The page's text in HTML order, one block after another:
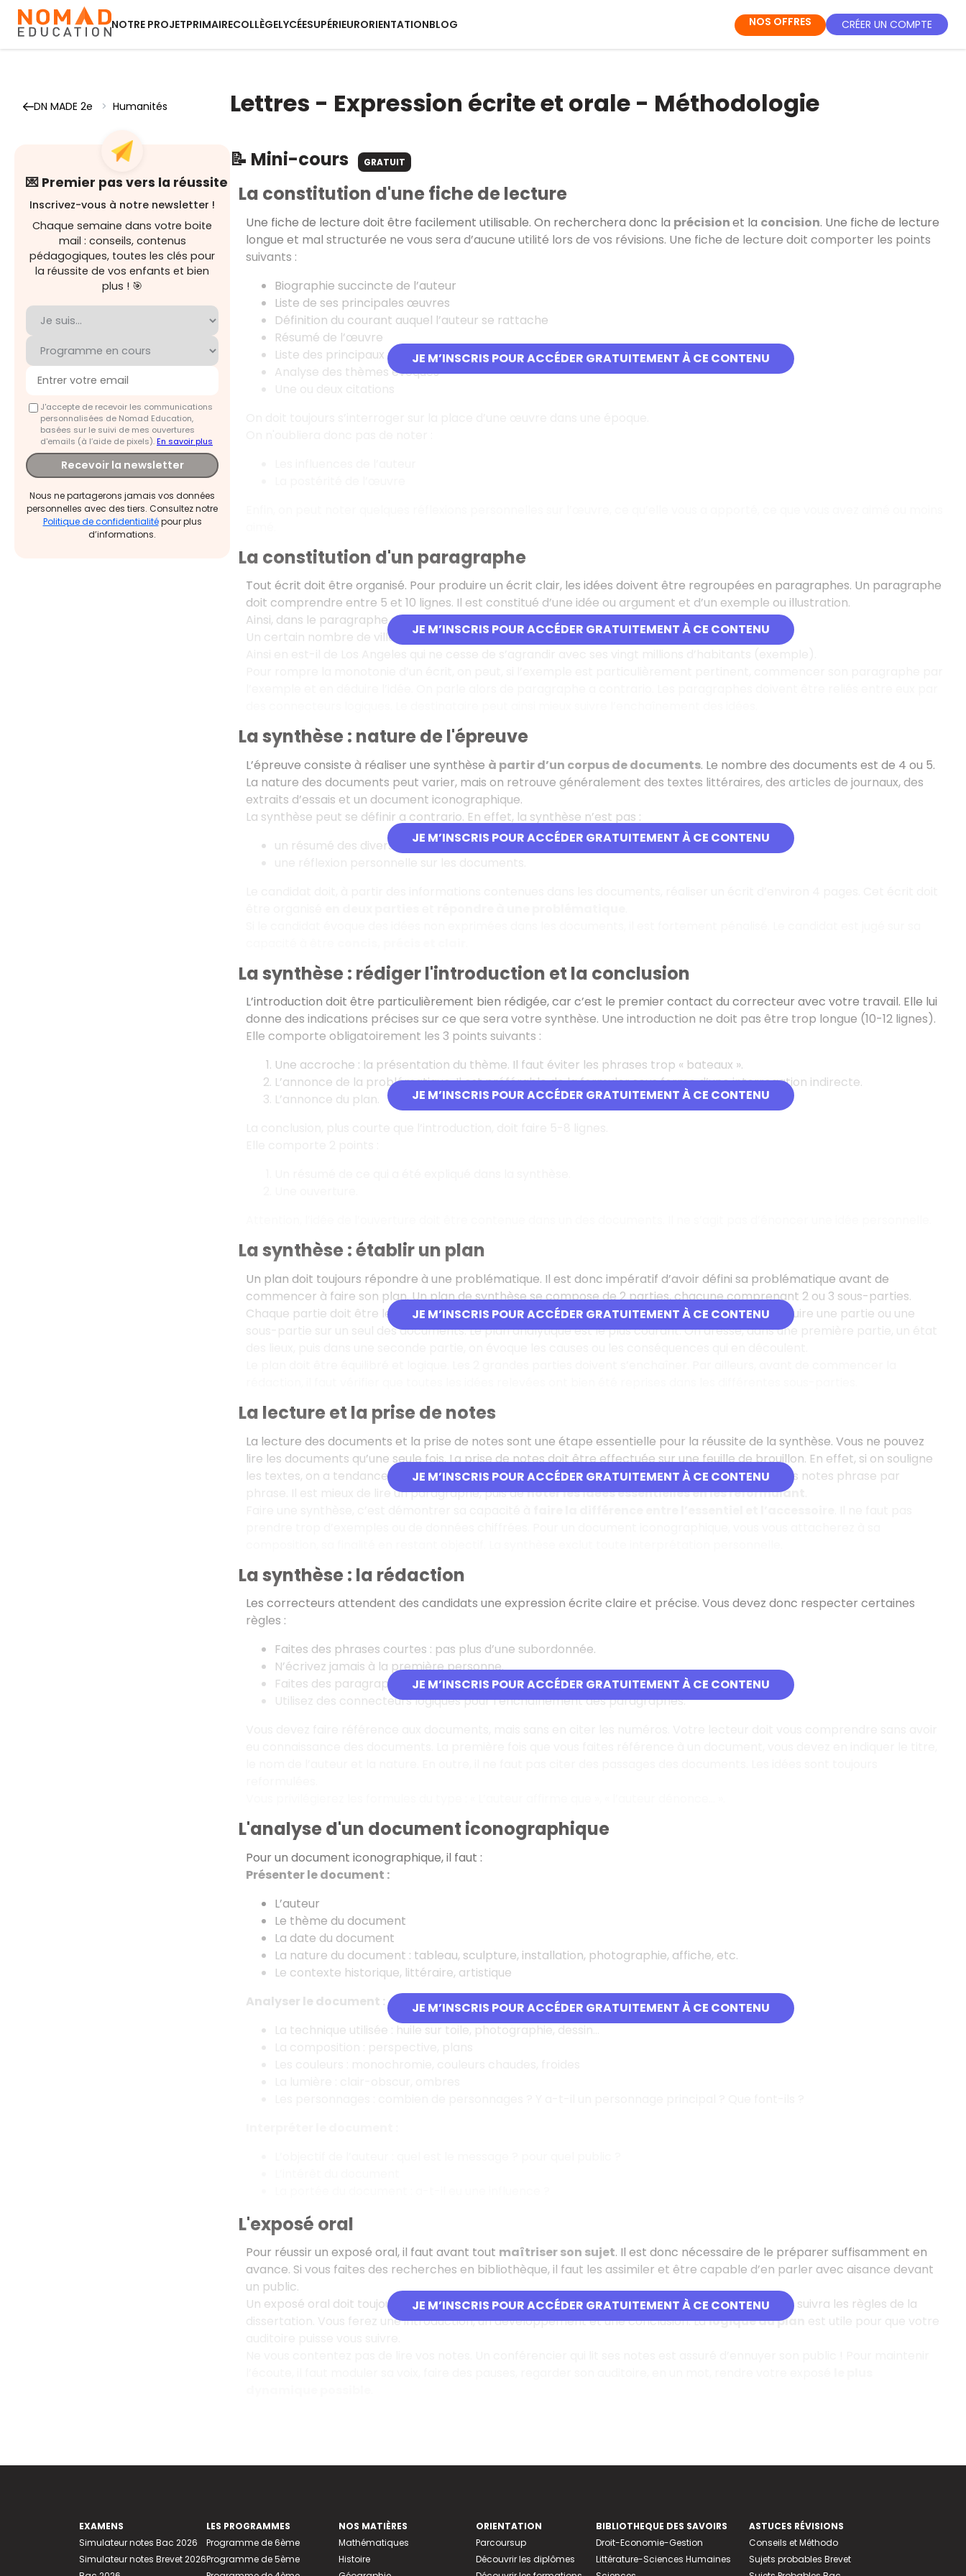
NOTRE PROJETPRIMAIRECOLLÈGELYCÉESUPÉRIEURORIENTATIONBLOG NOS OFFRES CRÉER UN COMPTE
DN MADE 2e > Humanités
💌 Premier pas vers la réussite
Inscrivez-vous à notre newsletter !
Chaque semaine dans votre boite
mail : conseils, contenus
pédagogiques, toutes les clés pour
la réussite de vos enfants et bien
plus ! 🎯
J'accepte de recevoir les communications
personnalisées de Nomad Education,
basées sur le suivi de mes ouvertures
d'emails (à l’aide de pixels).En savoir plus
Recevoir la newsletter
Nous ne partagerons jamais vos données
personnelles avec des tiers. Consultez notre
Politique de confidentialitépour plus
d’informations.
Lettres - Expression écrite et orale - Méthodologie
📝 Mini-cours GRATUIT
JE M’INSCRIS POUR ACCÉDER GRATUITEMENT À CE CONTENU
La constitution d'une fiche de lecture
Une fiche de lecture doit être facilement utilisable. On recherchera donc la précisionet la concision. Une fiche de lecture
longue et mal structurée ne vous sera d’aucune utilité lors de vos révisions. Une fiche de lecture doit comporter les points
suivants :
Biographie succincte de l’auteur
Liste de ses principales œuvres
Définition du courant auquel l’auteur se rattache
Résumé de l’œuvre
Liste des principaux personnages et de leurs caractéristiques
Analyse des thèmes évoqués
Une ou deux citations
JE M’INSCRIS POUR ACCÉDER GRATUITEMENT À CE CONTENU
La constitution d'un paragraphe
Tout écrit doit être organisé. Pour produire un écrit clair, les idées doivent être regroupées en paragraphes. Un paragraphe
doit comprendre entre 5 et 10 lignes. Il est constitué d’une idée ou argument et d’un exemple ou illustration.
Ainsi, dans le paragraphe suivant :
Un certain nombre de villes sont célèbres pour leur taille spectaculaire (idée).
JE M’INSCRIS POUR ACCÉDER GRATUITEMENT À CE CONTENU
La synthèse : nature de l'épreuve
L’épreuve consiste à réaliser une synthèse à partir d’un corpus de documents. Le nombre des documents est de 4 ou 5.
La nature des documents peut varier, mais on retrouve généralement des textes littéraires, des articles de journaux, des
extraits d’essais et un document iconographique.
La synthèse peut se définir a contrario. En effet, la synthèse n’est pas :
un résumé des divers documents ;
JE M’INSCRIS POUR ACCÉDER GRATUITEMENT À CE CONTENU
La synthèse : rédiger l'introduction et la conclusion
L’introduction doit être particulièrement bien rédigée, car c’est le premier contact du correcteur avec votre travail. Elle lui
donne des indications précises sur ce que sera votre synthèse. Une introduction ne doit pas être trop longue (10-12 lignes).
Elle comporte obligatoirement les 3 points suivants :
Une accroche : la présentation du thème. Il faut éviter les phrases trop « bateaux ».
L’annonce de la problématique. Il est préférable de la formuler sous forme d’une interrogation indirecte.
L’annonce du plan.
JE M’INSCRIS POUR ACCÉDER GRATUITEMENT À CE CONTENU
La synthèse : établir un plan
Un plan doit toujours répondre à une problématique. Il est donc impératif d’avoir défini sa problématique avant de
commencer à faire son plan. Un plan de synthèse se compose de 2 parties, chacune comprenant 2 ou 3 sous-parties.
Chaque partie doit être le reflet de la confrontation des documents. On ne peut donc pas construire une partie ou une
sous-partie sur un seul des documents. Le plan analytique est le plus courant. On dresse, dans une première partie, un état
JE M’INSCRIS POUR ACCÉDER GRATUITEMENT À CE CONTENU
La lecture et la prise de notes
La lecture des documents et la prise de notes sont une étape essentielle pour la réussite de la synthèse. Vous ne pouvez
lire les documents qu’une seule fois. La prise de notes doit être effectuée sur une feuille de brouillon. En effet, si on souligne
les textes, on a tendance à tout souligner et cela incite à la paraphrase. Il ne faut pas prendre des notes phrase par
phrase. Il est mieux de lire un paragraphe, puis denoter les idées essentielles en les reformulant
JE M’INSCRIS POUR ACCÉDER GRATUITEMENT À CE CONTENU
La synthèse : la rédaction
Les correcteurs attendent des candidats une expression écrite claire et précise. Vous devez donc respecter certaines
règles :
Faites des phrases courtes : pas plus d’une subordonnée.
N’écrivez jamais à la première personne.
Faites des paragraphes (au minimum 5 lignes).
Utilisez des connecteurs logiques pour l’enchaînement des paragraphes.
JE M’INSCRIS POUR ACCÉDER GRATUITEMENT À CE CONTENU
L'analyse d'un document iconographique
Pour un document iconographique, il faut :
Présenter le document :
L’auteur
Le thème du document
La date du document
La nature du document : tableau, sculpture, installation, photographie, affiche, etc.
Le contexte historique, littéraire, artistique
Analyser le document :
La technique utilisée : huile sur toile, photographie, dessin…
JE M’INSCRIS POUR ACCÉDER GRATUITEMENT À CE CONTENU
L'exposé oral
Pour réussir un exposé oral, il faut avant tout maîtriser son sujet. Il est donc nécessaire de le préparer suffisamment en
avance. Si vous faites des recherches en bibliothèque, il faut les assimiler et être capable d’en parler avec aisance devant
un public.
Un exposé oral doit toujours suivre un plan. Vous devez avoir la même rigueur qu’à l’écrit. L’exposé suivra les règles de la
dissertation. Vous ferez une introduction, un développement et une conclusion. Lalogique du plan
est utile pour que votre
EXAMENS
Simulateur notes Bac 2026
Simulateur notes Brevet 2026
LES PROGRAMMES
Programme de 6ème
Programme de 5ème
NOS MATIÈRES
Mathématiques
Histoire
ORIENTATION
Parcoursup
Découvrir les diplômes
BIBLIOTHEQUE DES SAVOIRS
Droit-Economie-Gestion
Littérature-Sciences Humaines
ASTUCES RÉVISIONS
Conseils et Méthodo
Sujets probables Brevet